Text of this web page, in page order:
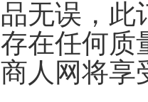
品无误，此
存在任何质
商人网将享